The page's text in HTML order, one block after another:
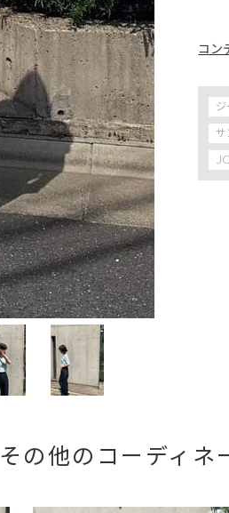
コン
ジ
サ
その他のコーディネ